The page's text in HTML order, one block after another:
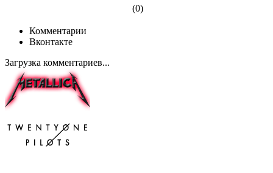
(0)
Комментарии
Вконтакте
Загрузка комментариев...